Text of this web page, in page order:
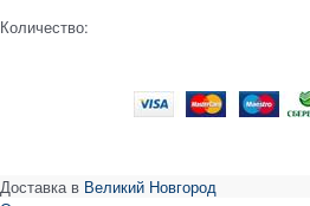
Количество:
Доставка в Великий Новгород